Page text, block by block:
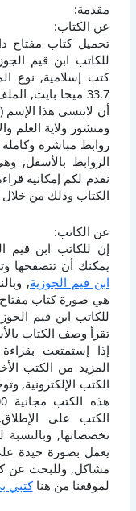
مقدمة:
عن الكتاب:
تحميل كتاب مفتاح
ومنشور ولاية العلم
روابط مباشرة
نقدم لكم إمكانية
الكتاب وذلك من خلال
عن الكاتب:
إن للكاتب ابن قيم
يمكنك أن تتصفحها
ابن قيم الجوزية,
هي صورة كتاب مفتاح
للكاتب ابن قيم
تقرأ وصف الكتاب
إذا إستمتعت
المزيد من الكتب
الكتب الإلكترونية,
الكتب على
يعمل بصورة جيدة
مشاكل, وللبحث عن
لموقعنا من هناكتبي